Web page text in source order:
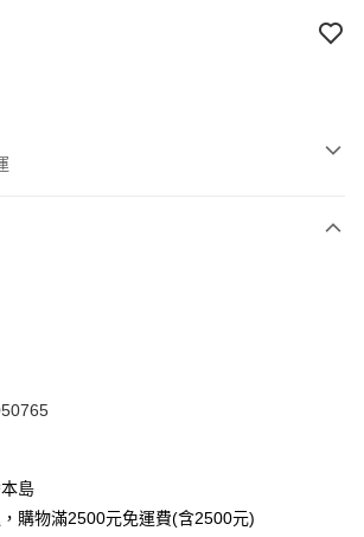
島
購物滿2500元免運費(含2500元)